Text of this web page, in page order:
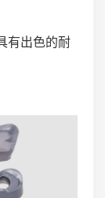
有出色的耐